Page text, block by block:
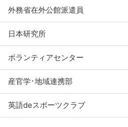
外務省在外公館派遣員
日本研究所
ボランティアセンター
産官学･地域連携部
英語deスポーツクラブ